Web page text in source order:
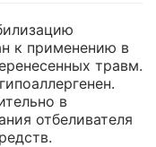
к применению в
травм.
в
отбеливателя